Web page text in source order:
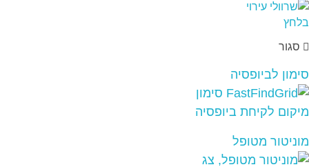
סגור
סימון לביופסיה
מוניטור מטופל